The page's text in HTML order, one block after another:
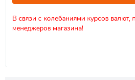
В связи с колебаниями курсов валют,
менеджеров магазина!